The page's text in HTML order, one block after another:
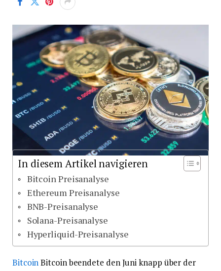
In diesem Artikel navigieren
Bitcoin Preisanalyse
Ethereum Preisanalyse
BNB-Preisanalyse
Solana-Preisanalyse
Hyperliquid-Preisanalyse
BitcoinBitcoin beendete den Juni knapp über der